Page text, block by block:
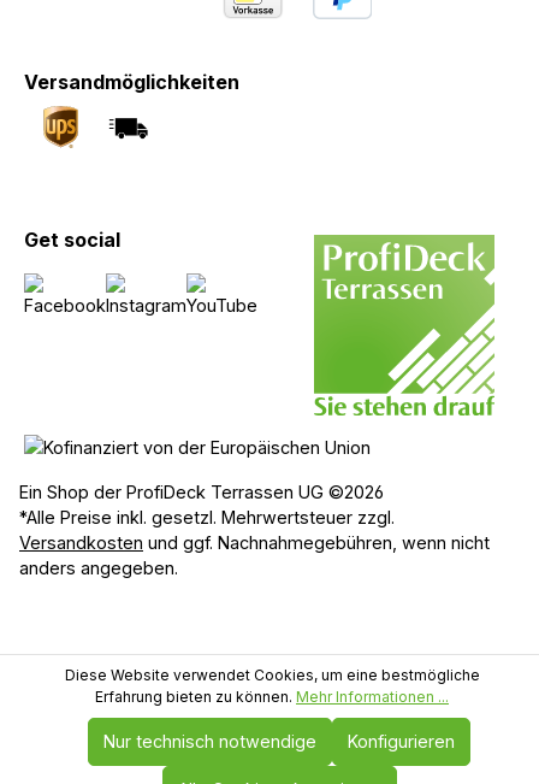
Versandmöglichkeiten
Get social
Ein Shop der ProfiDeck Terrassen UG ©2026
*Alle Preise inkl. gesetzl. Mehrwertsteuer zzgl.
Versandkosten und ggf. Nachnahmegebühren, wenn nicht
anders angegeben.
Diese Website verwendet Cookies, um eine bestmögliche
Erfahrung bieten zu können. Mehr Informationen ...
Nur technisch notwendige Konfigurieren